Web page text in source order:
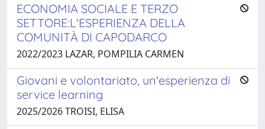
ECONOMIA SOCIALE E TERZO
SETTORE:L'ESPERIENZA DELLA
COMUNITÀ DI CAPODARCO
2022/2023 LAZAR, POMPILIA CARMEN
Giovani e volontariato, un'esperienza di
service learning
2025/2026 TROISI, ELISA